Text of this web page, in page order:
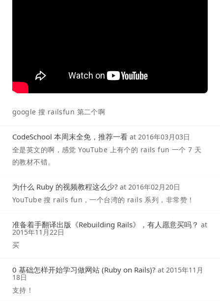
google 搜 railsfun 第二个啊
CodeSchool 本周末全免，推荐一看 at 2016年03月03日
全是英文的啊，感觉 YouTube 上有个的 rails fun 一个 7 天
的教材不错。
为什么 Ruby 的视频教程这么少? at 2016年02月20日
YouTube 搜 rails fun，一个台湾的 rails 系列，非常赞！
准备着手翻译出版《Rebuilding Rails》，有人愿意买吗？ at
2015年11月22日
买
0 基础怎样开始学习做网站 (Ruby on Rails)? at 2015年11月
18日
支持！